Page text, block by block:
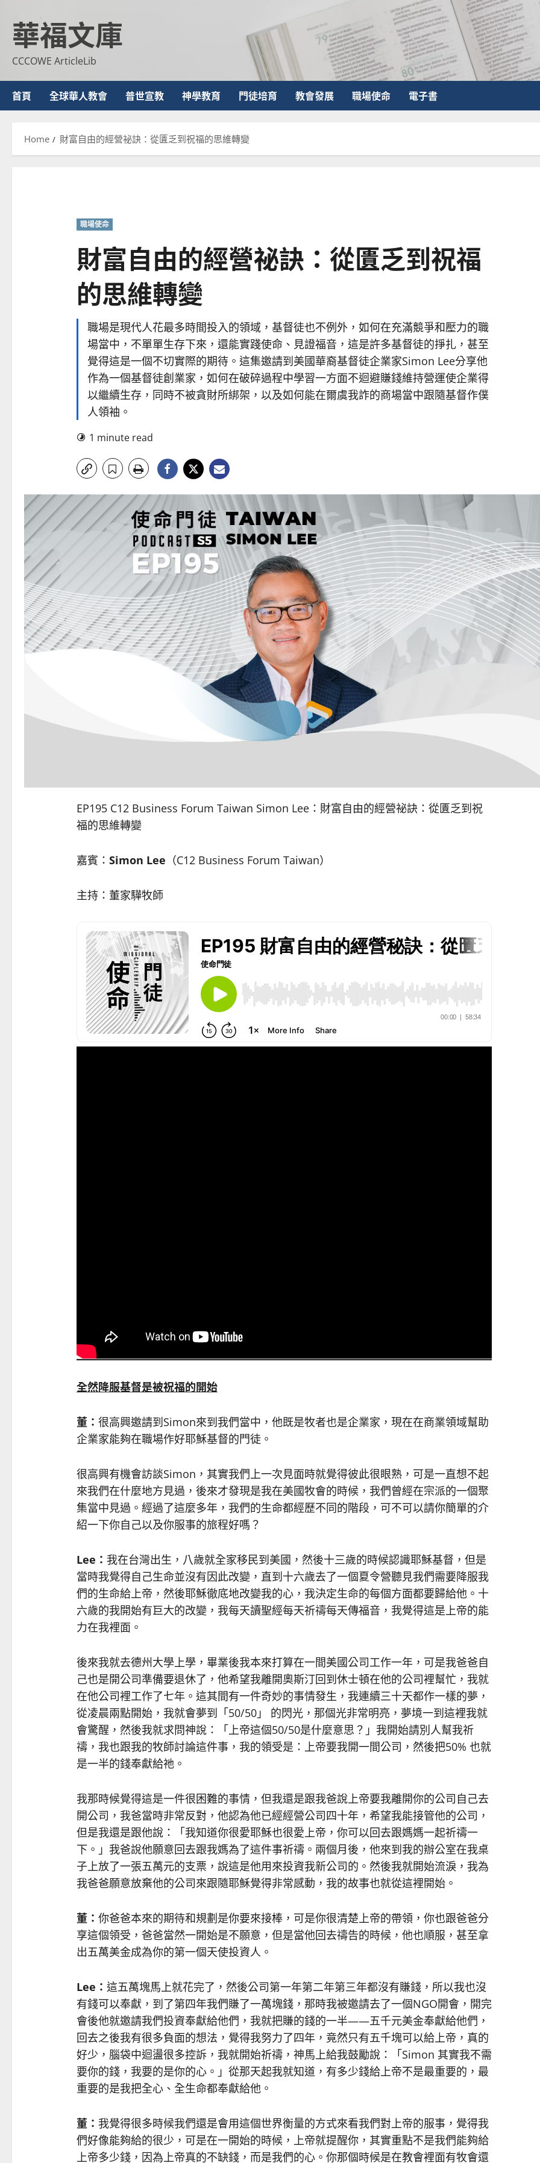
content
華福文庫
CCCOWE ArticleLib
首頁 全球華人教會 普世宣教 神學教育 門徒培育 教會發展 職場使命 電子書
Home 財富自由的經營祕訣：從匱乏到祝福的思維轉變
職場使命
財富自由的經營祕訣：從匱乏到祝福
的思維轉變
職場是現代人花最多時間投入的領域，基督徒也不例外，如何在充滿競爭和壓力的職
場當中，不單單生存下來，還能實踐使命、見證福音，這是許多基督徒的掙扎，甚至
覺得這是一個不切實際的期待。這集邀請到美國華裔基督徒企業家Simon Lee分享他
作為一個基督徒創業家，如何在破碎過程中學習一方面不迴避賺錢維持營運使企業得
以繼續生存，同時不被貪財所綁架，以及如何能在爾虞我詐的商場當中跟隨基督作僕
人領袖。
1 minute read
EP195 C12 Business Forum Taiwan Simon Lee：財富自由的經營祕訣：從匱乏到祝
福的思維轉變
嘉賓： Simon Lee （C12 Business Forum Taiwan）
主持：董家驊牧師
全然降服基督是被祝福的開始
董： 很高興邀請到Simon來到我們當中，他既是牧者也是企業家，現在在商業領域幫助
企業家能夠在職場作好耶穌基督的門徒。
很高興有機會訪談Simon，其實我們上一次見面時就覺得彼此很眼熟，可是一直想不起
來我們在什麼地方見過，後來才發現是我在美國牧會的時候，我們曾經在宗派的一個聚
集當中見過。經過了這麼多年，我們的生命都經歷不同的階段，可不可以請你簡單的介
紹一下你自己以及你服事的旅程好嗎？
Lee： 我在台灣出生，八歲就全家移民到美國，然後十三歲的時候認識耶穌基督，但是
當時我覺得自己生命並沒有因此改變，直到十六歲去了一個夏令營聽見我們需要降服我
們的生命給上帝，然後耶穌徹底地改變我的心，我決定生命的每個方面都要歸給他。十
六歲的我開始有巨大的改變，我每天讀聖經每天祈禱每天傳福音，我覺得這是上帝的能
力在我裡面。
後來我就去德州大學上學，畢業後我本來打算在一間美國公司工作一年，可是我爸爸自
己也是開公司準備要退休了，他希望我離開奧斯汀回到休士頓在他的公司裡幫忙，我就
在他公司裡工作了七年。這其間有一件奇妙的事情發生，我連續三十天都作一樣的夢，
從凌晨兩點開始，我就會夢到「50/50」 的閃光，那個光非常明亮，夢境一到這裡我就
會驚醒，然後我就求問神說：「上帝這個50/50是什麼意思？」我開始請別人幫我祈
禱，我也跟我的牧師討論這件事，我的領受是：上帝要我開一間公司，然後把50% 也就
是一半的錢奉獻給祂。
我那時候覺得這是一件很困難的事情，但我還是跟我爸說上帝要我離開你的公司自己去
開公司，我爸當時非常反對，他認為他已經經營公司四十年，希望我能接管他的公司，
但是我還是跟他說：「我知道你很愛耶穌也很愛上帝，你可以回去跟媽媽一起祈禱一
下。」我爸說他願意回去跟我媽為了這件事祈禱。兩個月後，他來到我的辦公室在我桌
子上放了一張五萬元的支票，說這是他用來投資我新公司的。然後我就開始流淚，我為
我爸爸願意放棄他的公司來跟隨耶穌覺得非常感動，我的故事也就從這裡開始。
董： 你爸爸本來的期待和規劃是你要來接棒，可是你很清楚上帝的帶領，你也跟爸爸分
享這個領受，爸爸當然一開始是不願意，但是當他回去禱告的時候，他也順服，甚至拿
出五萬美金成為你的第一個天使投資人。
Lee ： 這五萬塊馬上就花完了，然後公司第一年第二年第三年都沒有賺錢，所以我也沒
有錢可以奉獻，到了第四年我們賺了一萬塊錢，那時我被邀請去了一個NGO開會，開完
會後他就邀請我們投資奉獻給他們，我就把賺的錢的一半——五千元美金奉獻給他們，
回去之後我有很多負面的想法，覺得我努力了四年，竟然只有五千塊可以給上帝，真的
好少，腦袋中迴盪很多控訴，我就開始祈禱，神馬上給我鼓勵說：「Simon 其實我不需
要你的錢，我要的是你的心。」從那天起我就知道，有多少錢給上帝不是最重要的，最
重要的是我把全心、全生命都奉獻給他。
董： 我覺得很多時候我們還是會用這個世界衡量的方式來看我們對上帝的服事，覺得我
們好像能夠給的很少，可是在一開始的時候，上帝就提醒你，其實重點不是我們能夠給
上帝多少錢，因為上帝真的不缺錢，而是我們的心。你那個時候是在教會裡面有牧會還